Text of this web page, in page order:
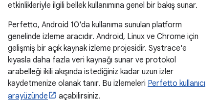
etkinlikleriyle ilgili bellek kullanımına genel bir bakış sunar.
Perfetto, Android 10'da kullanıma sunulan platform
genelinde izleme aracıdır. Android, Linux ve Chrome için
gelişmiş bir açık kaynak izleme projesidir. Systrace'e
kıyasla daha fazla veri kaynağı sunar ve protokol
arabelleği ikili akışında istediğiniz kadar uzun izler
kaydetmenize olanak tanır. Bu izlemeleri Perfetto kullanıcı
arayüzünde
açabilirsiniz.